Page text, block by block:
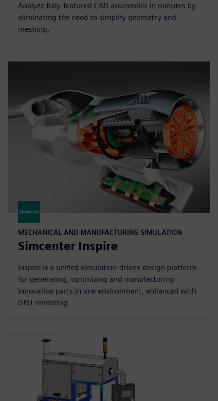
Analyze fully-featured CAD assemblies in minutes by
eliminating the need to simplify geometry and
meshing.
MECHANICAL AND MANUFACTURING SIMULATION
Simcenter Inspire
Inspire is a unified simulation-driven design platform
for generating, optimizing and manufacturing
innovative parts in one environment, enhanced with
GPU rendering